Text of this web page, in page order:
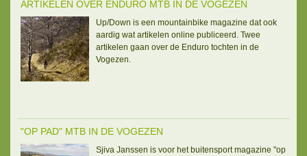
ARTIKELEN OVER ENDURO MTB IN DE VOGEZEN
Up/Down is een mountainbike magazine dat ook
aardig wat artikelen online publiceerd. Twee
artikelen gaan over de Enduro tochten in de
Vogezen.
"OP PAD" MTB IN DE VOGEZEN
Sjiva Janssen is voor het buitensport magazine "op